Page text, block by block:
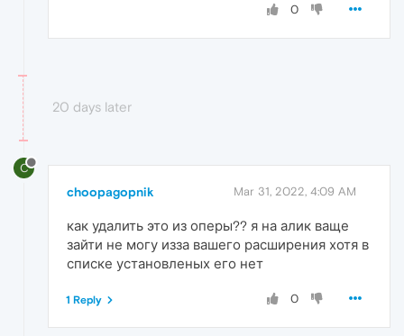
0
20 days later
C
choopagopnik Mar 31, 2022, 4:09 AM
как удалить это из оперы?? я на алик ваще
зайти не могу изза вашего расширения хотя в
списке установленых его нет
0
1 Reply